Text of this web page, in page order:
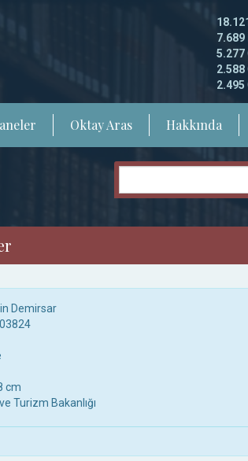
18.121
7.689
5.277
2.588
2.495
Oktay Aras Hakkında
Demirsar
cm
Turizm Bakanlığı